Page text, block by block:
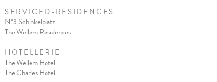
S E R V I C E D - R E S I D E N C E S
N°3 Schinkelplatz
The Wellem Residences
H O T E L L E R I E
The Wellem Hotel
The Charles Hotel